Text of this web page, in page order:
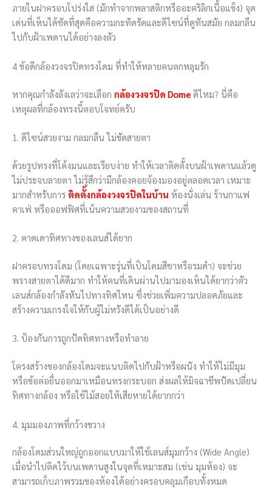
ภายในฝาครอบโปร่งใส (มักทำจากพลาสติกหรืออะคริลิกเนื้อแข็ง) จุด
เด่นที่เห็นได้ชัดที่สุดคือความกะทัดรัดและดีไซน์ที่ดูทันสมัย กลมกลืน
ไปกับฝ้าเพดานได้อย่างลงตัว
4 ข้อดีกล้องวงจรปิดทรงโดม ที่ทำให้หลายคนตกหลุมรัก
หากคุณกำลังลังเลว่าจะเลือก กล้องวงจรปิด Dome ดีไหม? นี่คือ
เหตุผลที่กล้องทรงนี้ตอบโจทย์ครับ
1. ดีไซน์สวยงาม กลมกลืน ไม่ขัดสายตา
ด้วยรูปทรงที่โค้งมนและเรียบง่าย ทำให้เวลาติดตั้งบนฝ้าเพดานแล้วดู
ไม่ประจบลายตา ไม่รู้สึกว่ามีกล้องคอยจ้องมองอยู่ตลอดเวลา เหมาะ
มากสำหรับการ ติดตั้งกล้องวงจรปิดในบ้าน ห้องนั่งเล่น ร้านกาแฟ
คาเฟ่ หรือออฟฟิศที่เน้นความสวยงามของสถานที่
2. คาดเดาทิศทางของเลนส์ได้ยาก
ฝาครอบทรงโดม (โดยเฉพาะรุ่นที่เป็นโดมสีชาหรือรมดำ) จะช่วย
พรางสายตาได้ดีมาก ทำให้คนที่เดินผ่านไปมามองเห็นได้ยากว่าตัว
เลนส์กล้องกำลังหันไปทางทิศไหน ซึ่งช่วยเพิ่มความปลอดภัยและ
สร้างความเกรงใจให้กับผู้ไม่หวังดีได้เป็นอย่างดี
3. ป้องกันการถูกปัดทิศทางหรือทำลาย
โครงสร้างของกล้องโดมจะแนบติดไปกับฝ้าหรือผนัง ทำให้ไม่มีมุม
หรือข้อต่อยื่นออกมาเหมือนทรงกระบอก ส่งผลให้มิจฉาชีพปัดเปลี่ยน
ทิศทางกล้อง หรือใช้ไม้สอยให้เสียหายได้ยากกว่า
4. มุมมองภาพที่กว้างขวาง
กล้องโดมส่วนใหญ่ถูกออกแบบมาให้ใช้เลนส์มุมกว้าง (Wide Angle)
เมื่อนำไปติดไว้บนเพดานสูงในจุดที่เหมาะสม (เช่น มุมห้อง) จะ
สามารถเก็บภาพรวมของห้องได้อย่างครอบคลุมเกือบทั้งหมด